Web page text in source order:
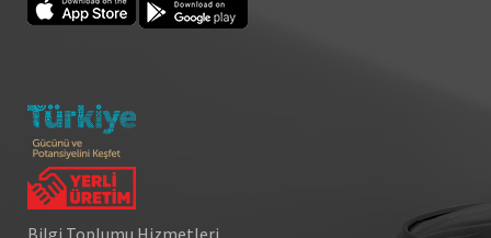
Bilgi Toplumu Hizmetleri